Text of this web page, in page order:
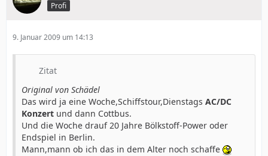
Profi
9. Januar 2009 um 14:13
Zitat
Original von Schädel
Das wird ja eine Woche,Schiffstour,Dienstags AC/DC
Konzert und dann Cottbus.
Und die Woche drauf 20 Jahre Bölkstoff-Power oder
Endspiel in Berlin.
Mann,mann ob ich das in dem Alter noch schaffe